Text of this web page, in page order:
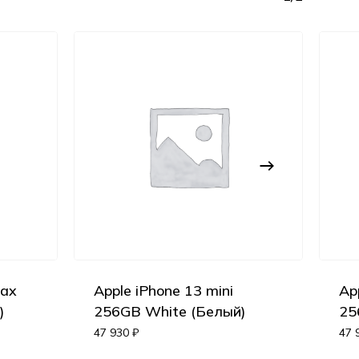
Корзина пуста.
Apple iPhone 13 mini
256GB White (Белый)
47 930 ₽ 47